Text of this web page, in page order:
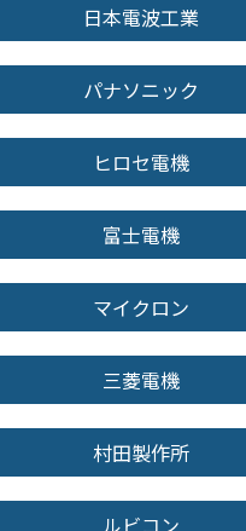
日本電波工業
パナソニック
ヒロセ電機
富士電機
マイクロン
三菱電機
村田製作所
ルビコン